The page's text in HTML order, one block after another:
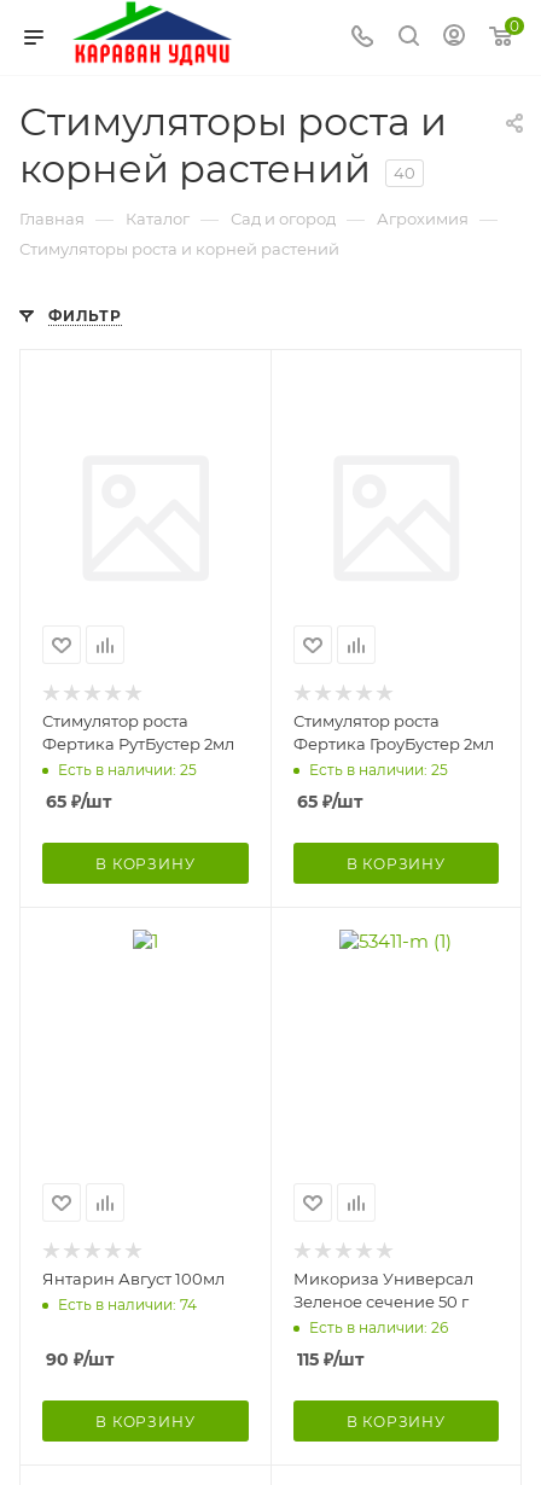
0
Стимуляторы роста и
корней растений
40
Главная — Каталог — Сад и огород — Агрохимия —
Стимуляторы роста и корней растений
ФИЛЬТР
Стимулятор роста
Фертика РутБустер 2мл
Есть в наличии: 25
65 ₽/шт
В КОРЗИНУ
Стимулятор роста
Фертика ГроуБустер 2мл
Есть в наличии: 25
65₽/шт
В КОРЗИНУ
Янтарин Август 100мл
Есть в наличии: 74
90 ₽/шт
В КОРЗИНУ
Микориза Универсал
Зеленое сечение 50 г
Есть в наличии: 26
115₽/шт
В КОРЗИНУ